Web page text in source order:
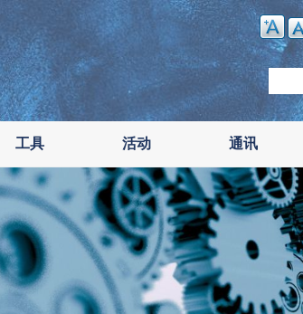
工具 活动 通讯